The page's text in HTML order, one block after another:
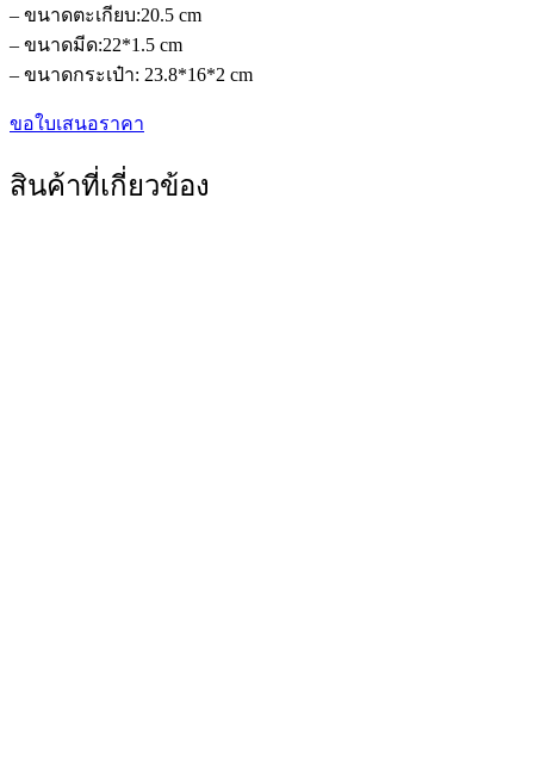
– ขนาดตะเกียบ:20.5 cm
– ขนาดมีด:22*1.5 cm
– ขนาดกระเป๋า: 23.8*16*2 cm
ขอใบเสนอราคา
สินค้าที่เกี่ยวข้อง